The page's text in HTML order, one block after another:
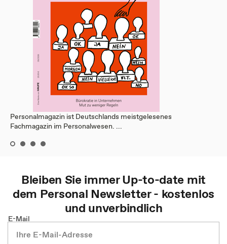
Personalmagazin ist Deutschlands meistgelesenes
Fachmagazin im Personalwesen. ...
Bleiben Sie immer Up-to-date mit
dem Personal Newsletter - kostenlos
und unverbindlich
E-Mail